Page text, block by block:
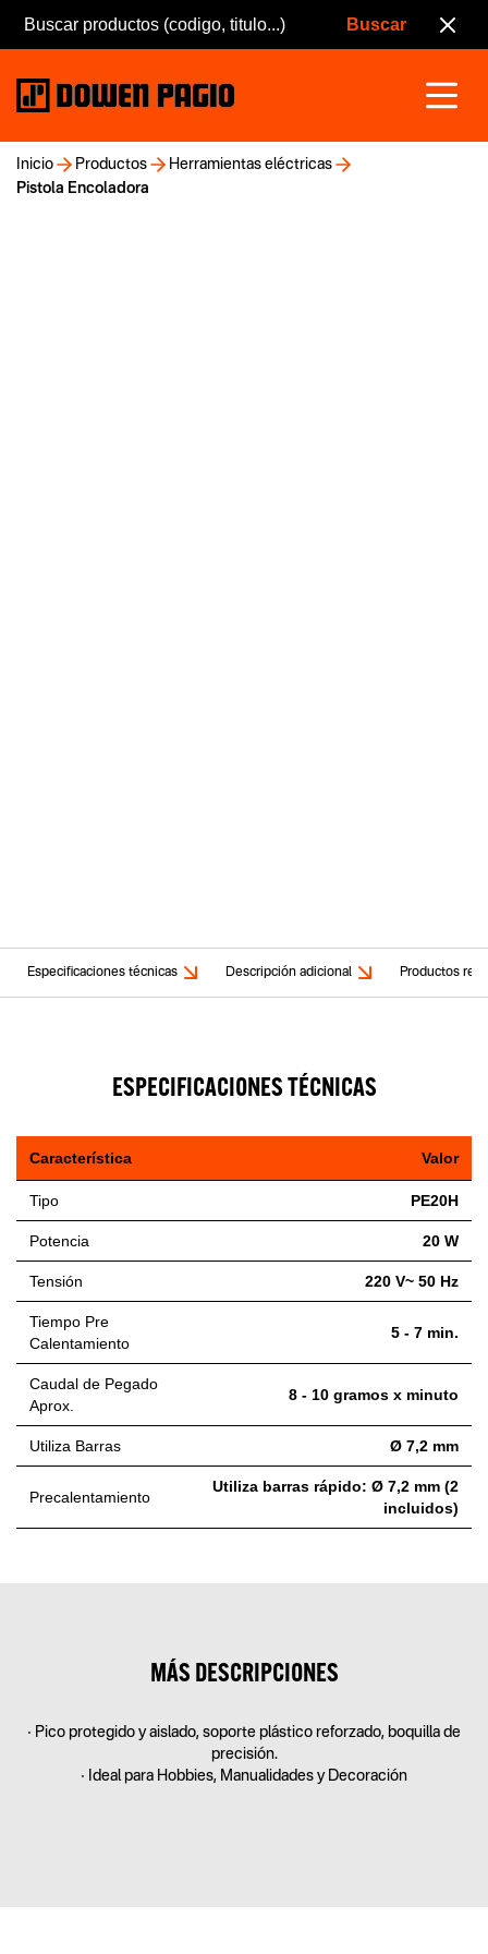
Inicio Productos
Herramientas eléctricas
Pistola Encoladora
Especificaciones técnicas Descripción adicional Productos
ESPECIFICACIONES TÉCNICAS
Característica Valor
Tipo PE20H
Potencia 20 W
Tensión 220 V~ 50 Hz
Tiempo Pre
Calentamiento
5 - 7 min.
Caudal de Pegado
Aprox.
8 - 10 gramos x minuto
Utiliza Barras Ø 7,2 mm
Precalentamiento
Utiliza barras rápido: Ø 7,2 mm (2
incluidos)
MÁS DESCRIPCIONES
• Pico protegido y aislado, soporte plástico reforzado, boquilla de
precisión.
• Ideal para Hobbies, Manualidades y Decoración